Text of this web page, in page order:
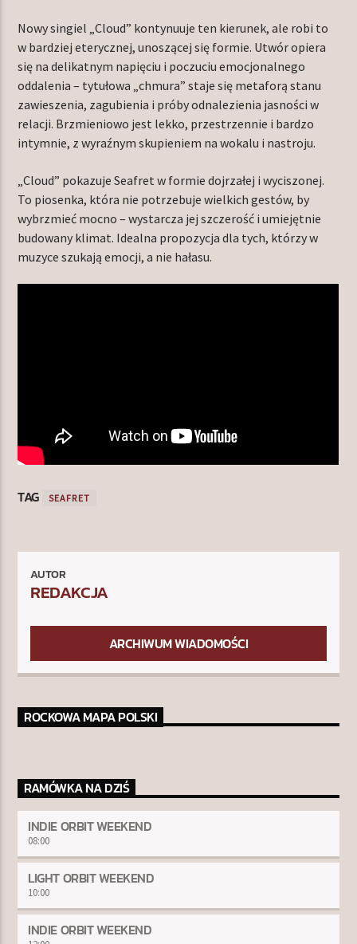
NASTĘPNIE W RAMÓWCE
INDIE ORBIT WEEKEND
08:00 10:00
Nowy singiel „Cloud” kontynuuje ten kierunek, ale robi to
w bardziej eterycznej, unoszącej się formie. Utwór opiera
się na delikatnym napięciu i poczuciu emocjonalnego
oddalenia – tytułowa „chmura” staje się metaforą stanu
zawieszenia, zagubienia i próby odnalezienia jasności w
relacji. Brzmieniowo jest lekko, przestrzennie i bardzo
intymnie, z wyraźnym skupieniem na wokalu i nastroju.
„Cloud” pokazuje Seafret w formie dojrzałej i wyciszonej.
To piosenka, która nie potrzebuje wielkich gestów, by
wybrzmieć mocno – wystarcza jej szczerość i umiejętnie
budowany klimat. Idealna propozycja dla tych, którzy w
muzyce szukają emocji, a nie hałasu.
TAG SEAFRET
AUTOR
REDAKCJA
ARCHIWUM WIADOMOŚCI
ROCKOWA MAPA POLSKI
RAMÓWKA NA DZIŚ
INDIE ORBIT WEEKEND
08:00
LIGHT ORBIT WEEKEND
10:00
INDIE ORBIT WEEKEND